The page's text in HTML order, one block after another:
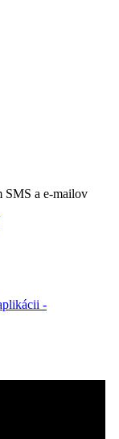
SMS a e-mailov
-